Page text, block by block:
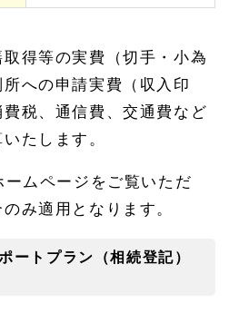
得等の実費（切手・小為
への申請実費（収入印
税、通信費、交通費など
たします。
ムページをご覧いただ
み適用となります。
ートプラン（相続登記）